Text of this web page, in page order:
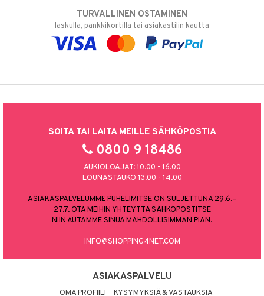
TURVALLINEN OSTAMINEN
laskulla, pankkikortilla tai asiakastilin kautta
SOITA TAI LAITA MEILLE SÄHKÖPOSTIA
0800 9 18486
AUKIOLOAJAT: 10.00 - 16.00
LOUNASTAUKO 13.00 - 14.00
ASIAKASPALVELUMME PUHELIMITSE ON SULJETTUNA 29.6.–
27.7. OTA MEIHIN YHTEYTTÄ SÄHKÖPOSTITSE
NIIN AUTAMME SINUA MAHDOLLISIMMAN PIAN.
INFO@SHOPPING4NET.COM
ASIAKASPALVELU
OMA PROFIILI KYSYMYKSIÄ & VASTAUKSIA